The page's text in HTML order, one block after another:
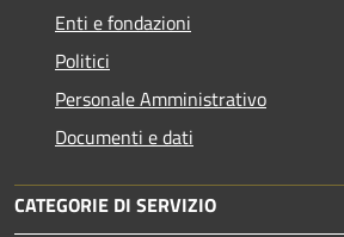
Enti e fondazioni
Politici
Personale Amministrativo
Documenti e dati
CATEGORIE DI SERVIZIO